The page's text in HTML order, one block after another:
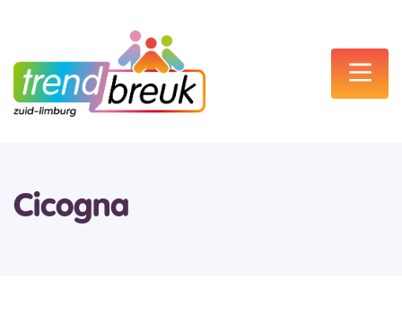
Cicogna